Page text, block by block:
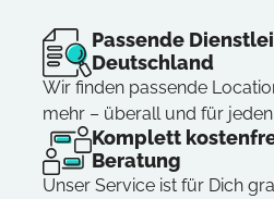
Passende
Deutschland
Wir finden passende
mehr – überall und für jeden
Komplett
Beratung
Unser Service ist für Dich